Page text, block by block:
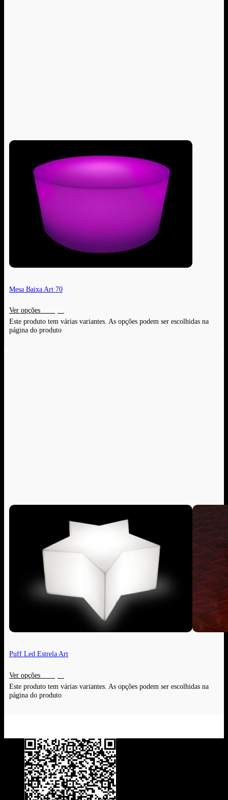
Mesa Baixa Art 70
Ver opções
Este produto tem várias variantes. As opções podem ser escolhidas na
página do produto
Puff Led Estrela Art
Ver opções
Este produto tem várias variantes. As opções podem ser escolhidas na
página do produto